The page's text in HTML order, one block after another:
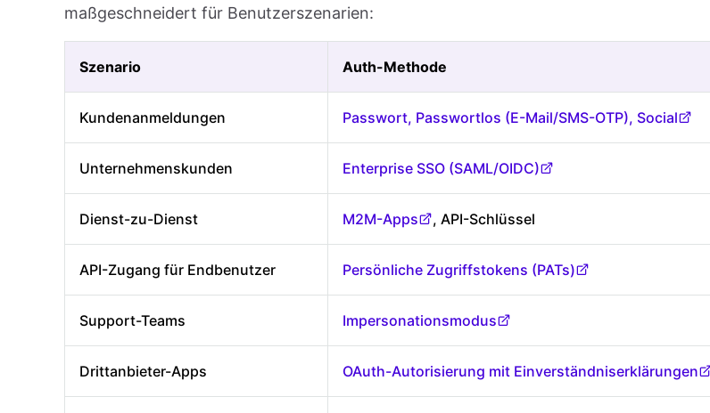
maßgeschneidert für Benutzerszenarien:
Szenario Auth-Methode
Kundenanmeldungen Passwort, Passwortlos (E-Mail/SMS-OTP), Social
Unternehmenskunden Enterprise SSO (SAML/OIDC)
Dienst-zu-Dienst M2M-Apps , API-Schlüssel
API-Zugang für Endbenutzer Persönliche Zugriffstokens (PATs)
Support-Teams Impersonationsmodus
Drittanbieter-Apps OAuth-Autorisierung mit Einverständniserklärungen